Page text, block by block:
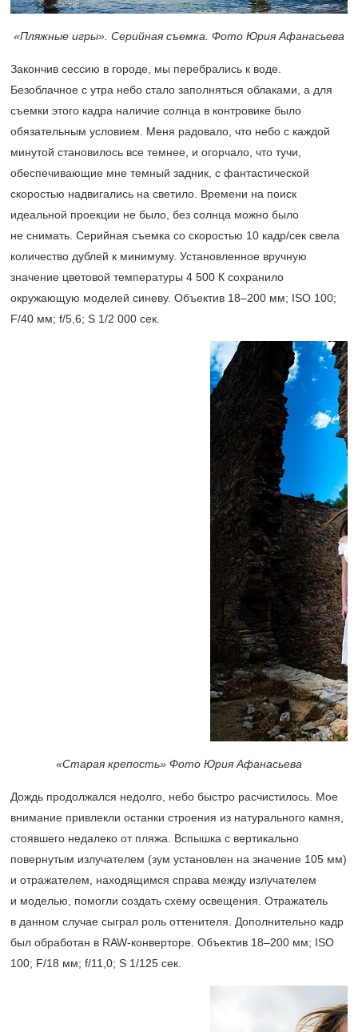
«Пляжные игры». Серийная съемка. Фото Юрия Афанасьева
Закончив сессию в городе, мы перебрались к воде.
Безоблачное с утра небо стало заполняться облаками, а для
съемки этого кадра наличие солнца в контровике было
обязательным условием. Меня радовало, что небо с каждой
минутой становилось все темнее, и огорчало, что тучи,
обеспечивающие мне темный задник, с фантастической
скоростью надвигались на светило. Времени на поиск
идеальной проекции не было, без солнца можно было
не снимать. Серийная съемка со скоростью 10 кадр/сек свела
количество дублей к минимуму. Установленное вручную
значение цветовой температуры 4 500 К сохранило
окружающую моделей синеву. Объектив 18–200 мм; ISO 100;
F/40 мм; f/5,6; S 1/2 000 сек.
«Старая крепость» Фото Юрия Афанасьева
Дождь продолжался недолго, небо быстро расчистилось. Мое
внимание привлекли останки строения из натурального камня,
стоявшего недалеко от пляжа. Вспышка с вертикально
повернутым излучателем (зум установлен на значение 105 мм)
и отражателем, находящимся справа между излучателем
и моделью, помогли создать схему освещения. Отражатель
в данном случае сыграл роль оттенителя. Дополнительно кадр
был обработан в RAW-конверторе. Объектив 18–200 мм; ISO
100; F/18 мм; f/11,0; S 1/125 сек.